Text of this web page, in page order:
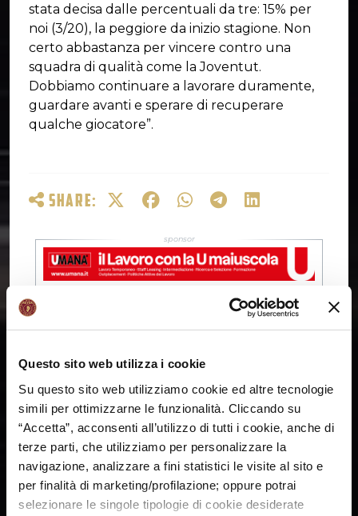
Questo sito web utilizza i cookie
Su questo sito web utilizziamo cookie ed altre tecnologie
simili per ottimizzarne le funzionalità. Cliccando su
“Accetta”, acconsenti all’utilizzo di tutti i cookie, anche di
terze parti, che utilizziamo per personalizzare la
navigazione, analizzare a fini statistici le visite al sito e
per finalità di marketing/profilazione; oppure potrai
selezionare le singole tipologie di cookie desiderate
stata decisa dalle percentuali da tre: 15% per
noi (3/20), la peggiore da inizio stagione. Non
certo abbastanza per vincere contro una
squadra di qualità come la Joventut.
Dobbiamo continuare a lavorare duramente,
guardare avanti e sperare di recuperare
qualche giocatore”.
SHARE: